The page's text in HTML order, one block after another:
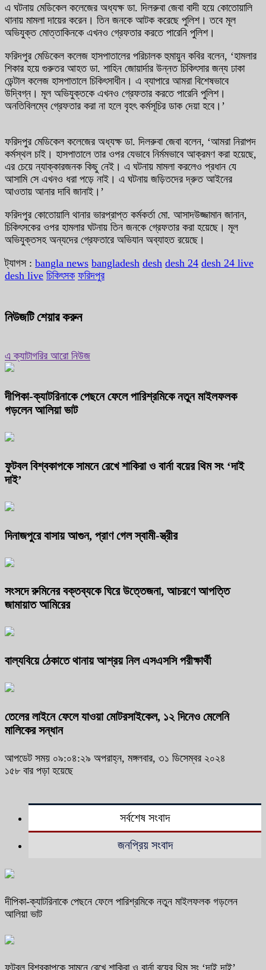
এ ঘটনায় মেডিকেল কলেজের অধ্যক্ষ ডা. দিলরুবা জেবা বাদী হয়ে কোতোয়ালি
থানায় মামলা দায়ের করেন। তিন জনকে আটক করেছে পুলিশ। তবে মূল
অভিযুক্ত মোত্তাকিনকে এখনও গ্রেফতার করতে পারেনি পুলিশ।
ফরিদপুর মেডিকেল কলেজ হাসপাতালের পরিচালক হুমায়ুন কবির বলেন, ‘হামলার
শিকার হয়ে গুরুতর আহত ডা. শাহিন জোয়ার্দার উন্নত চিকিৎসার জন্য ঢাকা
ডেন্টাল কলেজ হাসপাতালে চিকিৎসাধীন। এ ব্যাপারে আমরা বিশেষভাবে
উদ্বিগ্ন। মূল অভিযুক্তকে এখনও গ্রেফতার করতে পারেনি পুলিশ।
অনতিবিলম্বে গ্রেফতার করা না হলে বৃহৎ কর্মসূচির ডাক দেয়া হবে।’
ফরিদপুর মেডিকেল কলেজের অধ্যক্ষ ডা. দিলরুবা জেবা বলেন, ‘আমরা নিরাপদ
কর্মস্থল চাই। হাসপাতালে তার ওপর যেভাবে নির্মমভাবে আক্রমণ করা হয়েছে,
এর চেয়ে ন্যাক্কারজনক কিছু নেই। এ ঘটনায় মামলা করলেও প্রধান যে
আসামি সে এখনও ধরা পড়ে নাই। এ ঘটনায় জড়িতদের দ্রুত আইনের
আওতায় আনার দাবি জানাই।’
ফরিদপুর কোতোয়ালি থানার ভারপ্রাপ্ত কর্মকর্তা মো. আসাদউজ্জামান জানান,
চিকিৎসকের ওপর হামলার ঘটনায় তিন জনকে গ্রেফতার করা হয়েছে। মূল
অভিযুক্তসহ অন্যদের গ্রেফতারে অভিযান অব্যাহত রয়েছে।
ট্যাগস : bangla news bangladesh desh desh 24 desh 24 live
desh live চিকিৎসক ফরিদপুর
নিউজটি শেয়ার করুন
এ ক্যাটাগরির আরো নিউজ
দীপিকা-ক্যাটরিনাকে পেছনে ফেলে পারিশ্রমিকে নতুন মাইলফলক
গড়লেন আলিয়া ভাট
ফুটবল বিশ্বকাপকে সামনে রেখে শাকিরা ও বার্না বয়ের থিম সং ‘দাই
দাই’
দিনাজপুরে বাসায় আগুন, প্রাণ গেল স্বামী-স্ত্রীর
সংসদে রুমিনের বক্তব্যকে ঘিরে উত্তেজনা, আচরণে আপত্তি
জামায়াত আমিরের
বাল্যবিয়ে ঠেকাতে থানায় আশ্রয় নিল এসএসসি পরীক্ষার্থী
তেলের লাইনে ফেলে যাওয়া মোটরসাইকেল, ১২ দিনেও মেলেনি
মালিকের সন্ধান
আপডেট সময় ০৯:০৪:২৯ অপরাহ্ন, মঙ্গলবার, ৩১ ডিসেম্বর ২০২৪
১৫৮ বার পড়া হয়েছে
সর্বশেষ সংবাদ
জনপ্রিয় সংবাদ
দীপিকা-ক্যাটরিনাকে পেছনে ফেলে পারিশ্রমিকে নতুন মাইলফলক গড়লেন
আলিয়া ভাট
ফুটবল বিশ্বকাপকে সামনে রেখে শাকিরা ও বার্না বয়ের থিম সং ‘দাই দাই’